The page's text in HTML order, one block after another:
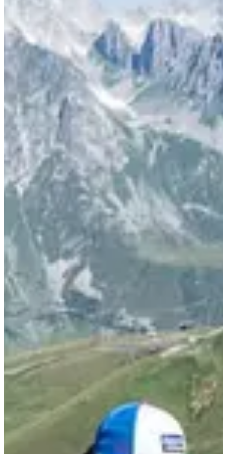
Partager
Partager
Voir toutes les photos
À proposCourses Localisation Organisateur
8
Date
Samedi 8 août 2026
Lieu
Saint-François-Longchamp
73 - Savoie
105 participants
en
2025
Il est là, juste au-dessus, ce sommet du Cheval Noir et sa statue
seront ton seul objectif. Un point de repère placé à 2 832m d'altitude
que tu ne perdras pas de vue pendant ce Kilomètre vertical proposé
par l'ESF de Saint François de Longchamps et Saint Françcois de
Longchamps Tourisme, soutenu par Dare 2B.
Ce que tu vas trouver sur place :
1250m de D+. Oui, tu viens pour ça.
Un buffet d'après course et une buvette
Une ambiance conviviale et des passionnés
Focus sur le parcours :
Départ au cœur de la station, à 1 600m d'altitude. Jusqu'ici, tout va
bien. Tu as avec toi ton matériel obligatoire : 1 sifflet, 1 couverture
de survie, 50cl d'eau minimum et ton téléphone portable chargé. Ton
meilleur sac de trail est vivement conseillé pour stocker tes barres
énergétiques (et les papiers quand tu les auras englouties !). Enfin, si
On part sur des pentes plutôt douces, profite de l'incroyable paysage
car c'est un des seuls moments où ton cardio te le permettra !